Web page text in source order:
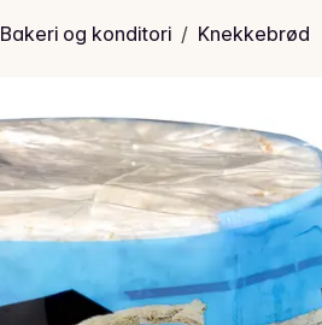
Bakeri og konditori / Knekkebrød